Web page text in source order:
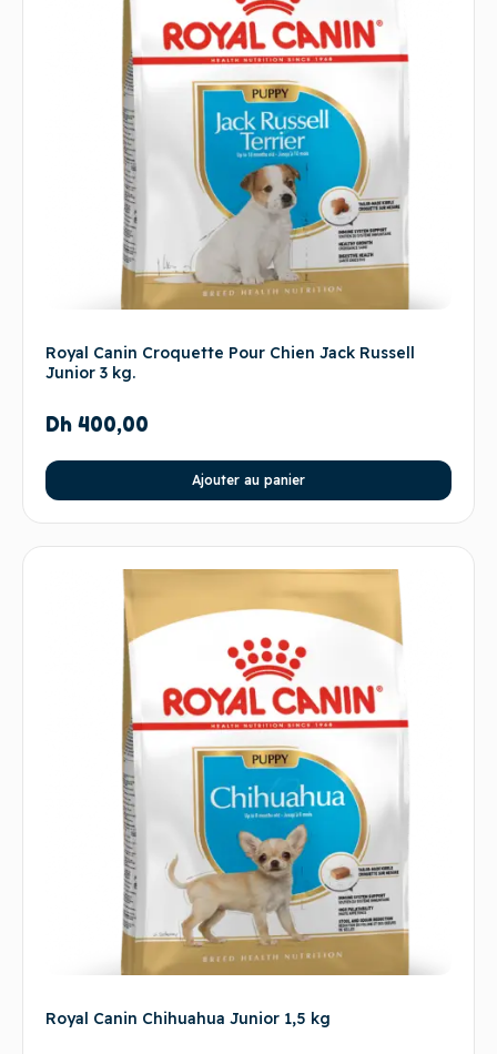
Royal Canin Croquette Pour Chien Jack Russell
Junior 3 kg.
Dh 400,00
Ajouter au panier
Royal Canin Chihuahua Junior 1,5 kg